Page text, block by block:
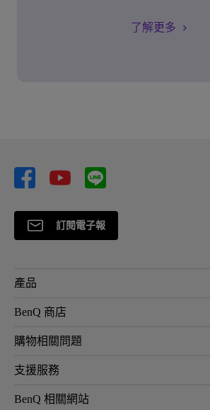
了解更多
訂閱電子報
產品
大型液晶
投影機
智慧照明
專業拍物視訊鏡頭
BenQ 商店
最新產品與活動
尋找銷售據點
會員綁定LINE教學
購物相關問題
第一次購物就上手
延長保固購買
支援服務
服務公告
BenQ 相關網站